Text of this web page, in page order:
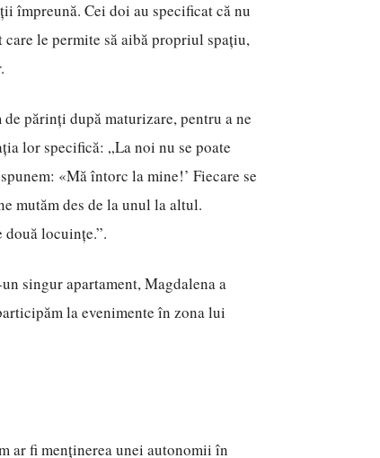
împreună. Cei doi au specificat că nu
le permite să aibă propriul spațiu,
părinți după maturizare, pentru a ne
lor specifică: „La noi nu se poate
«Mă întorc la mine!’ Fiecare se
mutăm des de la unul la altul.
locuințe.”.
singur apartament, Magdalena a
la evenimente în zona lui
ar fi menținerea unei autonomii în